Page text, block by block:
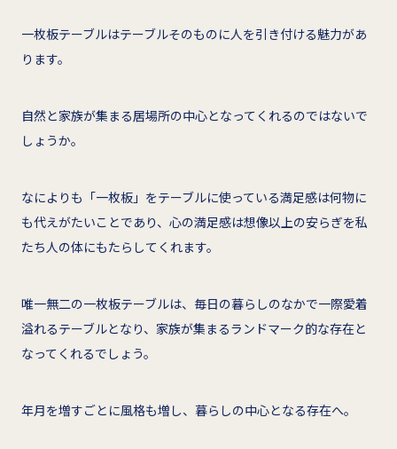
一枚板テーブルはテーブルそのものに人を引き付ける魅力があ
ります。
自然と家族が集まる居場所の中心となってくれるのではないで
しょうか。
なによりも「一枚板」をテーブルに使っている満足感は何物に
も代えがたいことであり、心の満足感は想像以上の安らぎを私
たち人の体にもたらしてくれます。
唯一無二の一枚板テーブルは、毎日の暮らしのなかで一際愛着
溢れるテーブルとなり、家族が集まるランドマーク的な存在と
なってくれるでしょう。
年月を増すごとに風格も増し、暮らしの中心となる存在へ。